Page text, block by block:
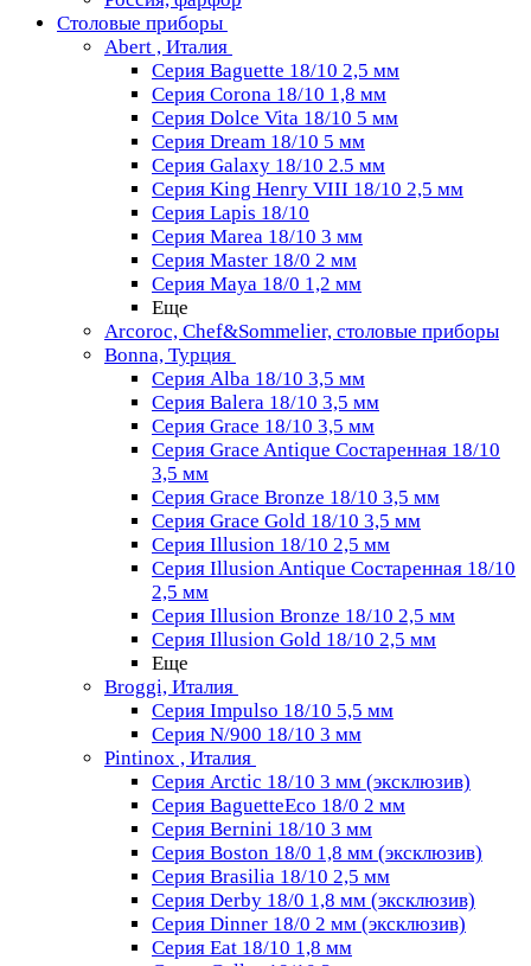
Столовые приборы
Abert , Италия
Серия Baguette 18/10 2,5 мм
Серия Corona 18/10 1,8 мм
Серия Dolce Vita 18/10 5 мм
Серия Dream 18/10 5 мм
Серия Galaxy 18/10 2.5 мм
Серия King Henry VIII 18/10 2,5 мм
Серия Lapis 18/10
Серия Marea 18/10 3 мм
Серия Master 18/0 2 мм
Серия Maya 18/0 1,2 мм
Еще
Arcoroc, Chef&Sommelier, столовые приборы
Bonna, Турция
Серия Alba 18/10 3,5 мм
Серия Balera 18/10 3,5 мм
Серия Grace 18/10 3,5 мм
Серия Grace Antique Состаренная 18/10
3,5 мм
Серия Grace Bronze 18/10 3,5 мм
Серия Grace Gold 18/10 3,5 мм
Серия Illusion 18/10 2,5 мм
Серия Illusion Antique Состаренная 18/10
2,5 мм
Серия Illusion Bronze 18/10 2,5 мм
Серия Illusion Gold 18/10 2,5 мм
Еще
Broggi, Италия
Серия Impulso 18/10 5,5 мм
Серия N/900 18/10 3 мм
Pintinox , Италия
Серия Arctic 18/10 3 мм (эксклюзив)
Серия BaguetteEco 18/0 2 мм
Серия Bernini 18/10 3 мм
Серия Boston 18/0 1,8 мм (эксклюзив)
Серия Brasilia 18/10 2,5 мм
Серия Derby 18/0 1,8 мм (эксклюзив)
Серия Dinner 18/0 2 мм (эксклюзив)
Серия Eat 18/10 1,8 мм